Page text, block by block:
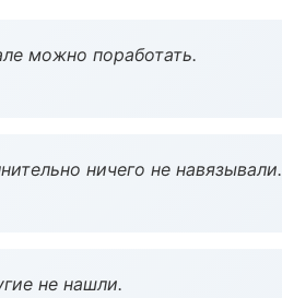
можно поработать.
ничего не навязывали.
не нашли.